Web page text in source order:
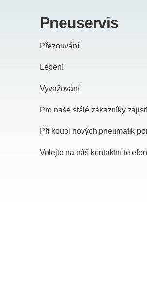
Pneuservis
Přezouvání
Lepení
Vyvažování
Pro naše stálé zákazníky
Při koupi nových pneumatik
Volejte na náš kontaktní